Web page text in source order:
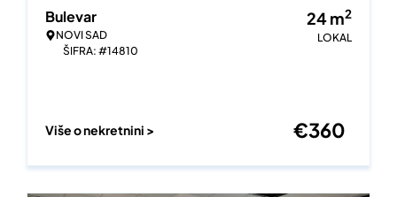
Bulevar
NOVI SAD
ŠIFRA: #14810
24m2
LOKAL
Više o nekretnini > €360